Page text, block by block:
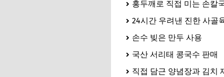
홍두깨로 직접 미는 손칼
24시간 우려낸 진한 사골
손수 빚은 만두 사용
국산 서리태 콩국수 판매
직접 담근 양념장과 김치